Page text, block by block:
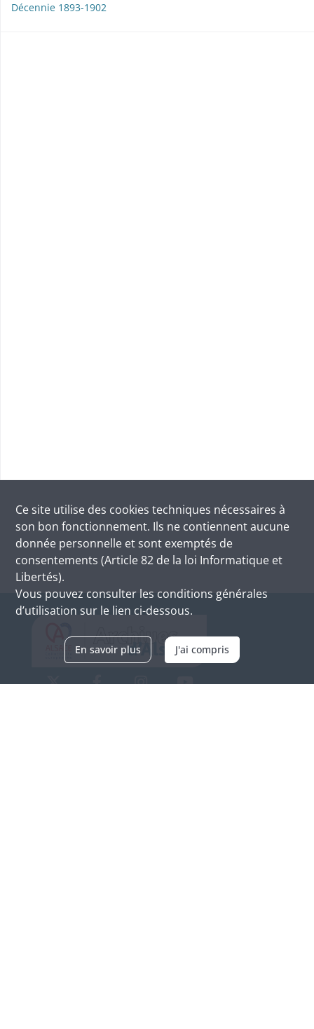
Décennie 1893-1902
Ce site utilise des cookies techniques nécessaires à
son bon fonctionnement. Ils ne contiennent aucune
donnée personnelle et sont exemptés de
consentements (Article 82 de la loi Informatique et
Libertés).
Vous pouvez consulter les conditions générales
d’utilisation sur le lien ci-dessous.
En savoir plus J'ai compris